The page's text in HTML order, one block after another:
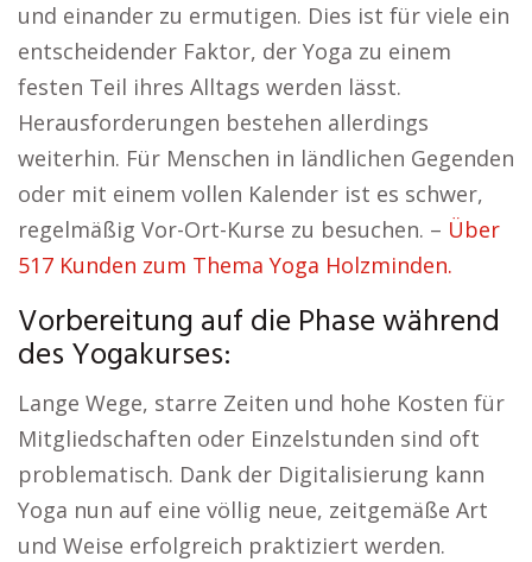
und einander zu ermutigen. Dies ist für viele ein
entscheidender Faktor, der Yoga zu einem
festen Teil ihres Alltags werden lässt.
Herausforderungen bestehen allerdings
weiterhin. Für Menschen in ländlichen Gegenden
oder mit einem vollen Kalender ist es schwer,
regelmäßig Vor-Ort-Kurse zu besuchen. – Über
517 Kunden zum Thema Yoga Holzminden.
Vorbereitung auf die Phase während
des Yogakurses:
Lange Wege, starre Zeiten und hohe Kosten für
Mitgliedschaften oder Einzelstunden sind oft
problematisch. Dank der Digitalisierung kann
Yoga nun auf eine völlig neue, zeitgemäße Art
und Weise erfolgreich praktiziert werden.